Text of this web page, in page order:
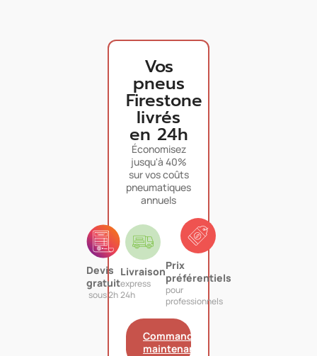
Vos
pneus
Firestone
livrés
en 24h
Économisez
jusqu'à 40%
sur vos coûts
pneumatiques
annuels
Devis
gratuit
sous 2h
Livraison
express
24h
Prix
préférentiels
pour
professionnels
Commandez
maintenant